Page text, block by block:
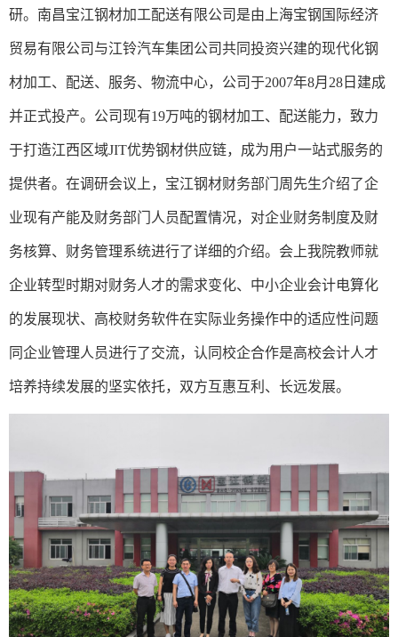
研。 南昌宝江钢材加工配送有限公司是由上海宝钢国际经济
贸易有限公司与江铃汽车集团公司共同投资兴建的现代化钢
材加工、配送、服务、物流中心，公司于2007年8月28日建成
并正式投产。 公司现有19万吨的钢材加工、配送能力， 致力
于打造江西区域JIT优势钢材供应链，成为用户一站式服务的
提供者。在调研会议上，宝江钢材财务部门周先生介绍了企
业现有产能及财务部门人员配置情况，对企业财务制度及财
务核算、财务管理系统进行了详细的介绍。会上我院教师就
企业转型时期对财务人才的需求变化、中小企业会计电算化
的发展现状、高校财务软件在实际业务操作中的适应性问题
同企业管理人员进行了交流，认同校企合作是高校会计人才
培养持续发展的坚实依托，双方互惠互利、长远发展。